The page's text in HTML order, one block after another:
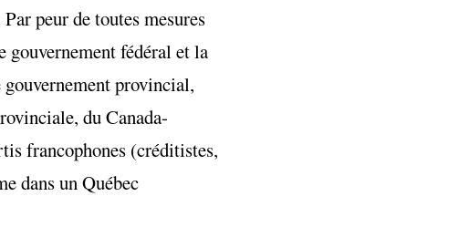
peur de toutes mesures
gouvernement fédéral et la
provincial,
du Canada-
francophones (créditistes,
dans un Québec